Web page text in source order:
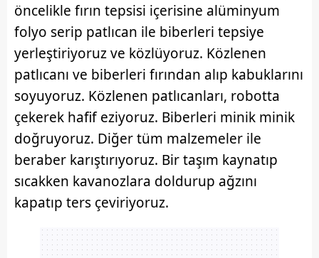
öncelikle fırın tepsisi içerisine alüminyum
folyo serip patlıcan ile biberleri tepsiye
yerleştiriyoruz ve közlüyoruz. Közlenen
patlıcanı ve biberleri fırından alıp kabuklarını
soyuyoruz. Közlenen patlıcanları, robotta
çekerek hafif eziyoruz. Biberleri minik minik
doğruyoruz. Diğer tüm malzemeler ile
beraber karıştırıyoruz. Bir taşım kaynatıp
sıcakken kavanozlara doldurup ağzını
kapatıp ters çeviriyoruz.